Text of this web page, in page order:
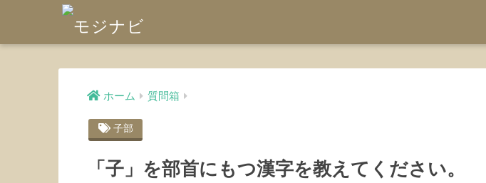
ホーム 質問箱
子部
「子」を部首にもつ漢字を教えてください。